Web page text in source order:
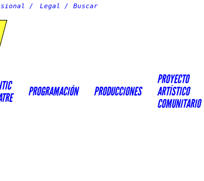
Legal
PROGRAMACIÓN PRODUCCIONES
PROYECTO
ARTÍSTICO
COMUNITARIO